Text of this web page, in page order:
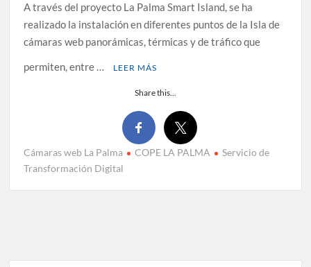
A través del proyecto La Palma Smart Island, se ha
realizado la instalación en diferentes puntos de la Isla de
cámaras web panorámicas, térmicas y de tráfico que
permiten, entre …
LEER MÁS
Share this...
Cámaras web La Palma COPE LA PALMA
Servicio de
Transformación Digital